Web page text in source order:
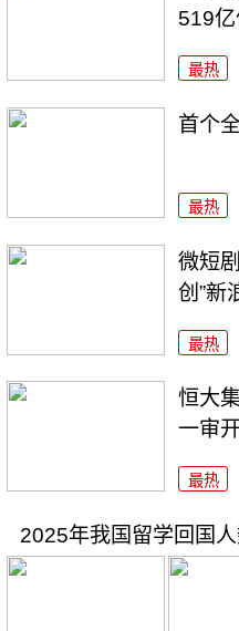
519
最热
首个
最热
微短
创”新
最热
恒大
一审
最热
2025年我国留学回国